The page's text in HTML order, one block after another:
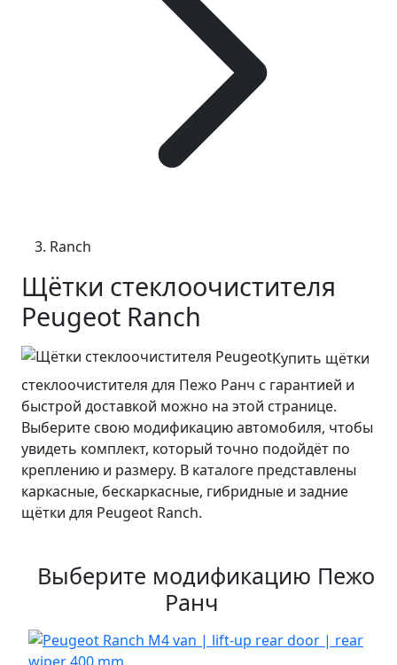
Ranch
Щётки стеклоочистителя
Peugeot Ranch
Купить щётки
стеклоочистителя для Пежо Ранч с гарантией и
быстрой доставкой можно на этой странице.
Выберите свою модификацию автомобиля, чтобы
увидеть комплект, который точно подойдёт по
креплению и размеру. В каталоге представлены
каркасные, бескаркасные, гибридные и задние
щётки для Peugeot Ranch.
Выберите модификацию Пежо
Ранч